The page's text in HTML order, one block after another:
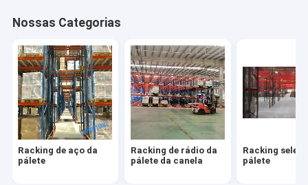
Nossas Categorias
Racking de aço da
pálete
Racking de rádio da
pálete da canela
Racking
pálete